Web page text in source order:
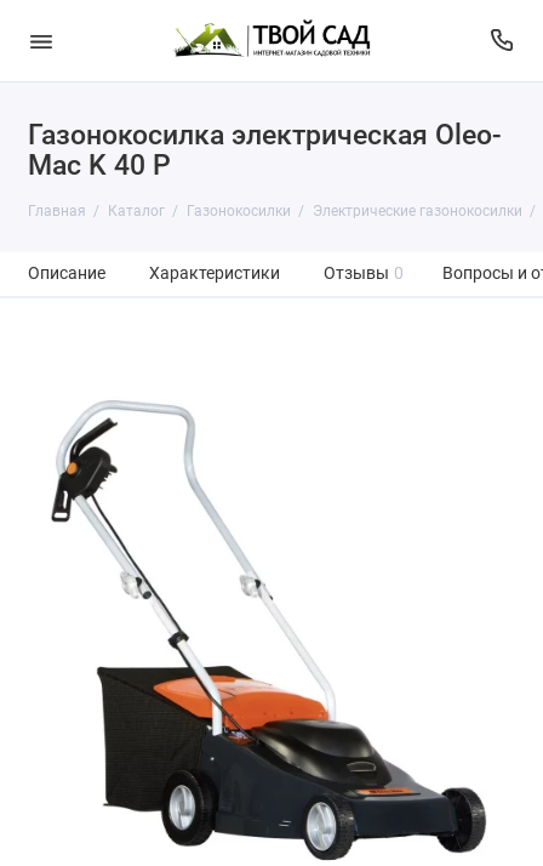
Газонокосилка электрическая Oleo-
Mac K 40 P
Главная Каталог Газонокосилки Электрические газонокосилки
Описание Характеристики Отзывы 0 Вопросы и